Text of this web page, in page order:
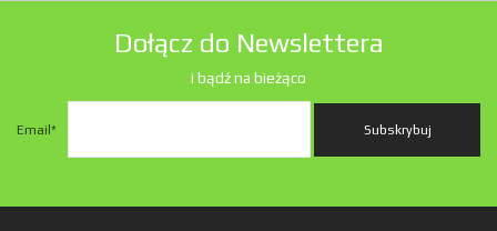
Dołącz do Newslettera
i bądź na bieżąco
Email *